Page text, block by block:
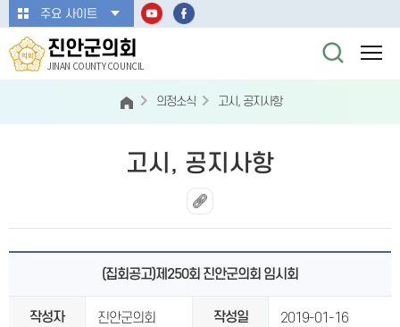
본문바로가기
주요 사이트
진안군의회
JINAN COUNTY COUNCIL
의정소식 고시, 공지사항
고시, 공지사항
(집회공고)제250회 진안군의회 임시회
작성자 진안군의회 작성일 2019-01-16